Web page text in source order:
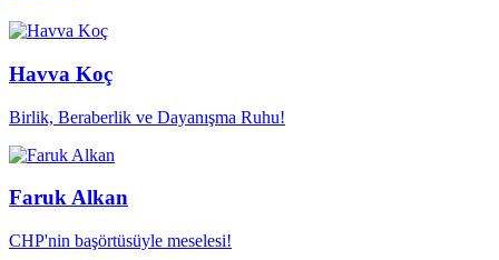
Havva Koç
Birlik, Beraberlik ve Dayanışma Ruhu!
Faruk Alkan
CHP'nin başörtüsüyle meselesi!